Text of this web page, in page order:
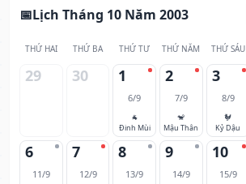
Lịch Tháng 10 Năm 2003
THỨ HAI THỨ BA THỨ TƯ THỨ NĂM THỨ SÁU
29 30 1
6/9
🐐
Đinh Mùi
2
7/9
🐒
Mậu Thân
3
8/9
🐓
Kỷ Dậu
6
11/9
7
12/9
8
13/9
9
14/9
10
15/9